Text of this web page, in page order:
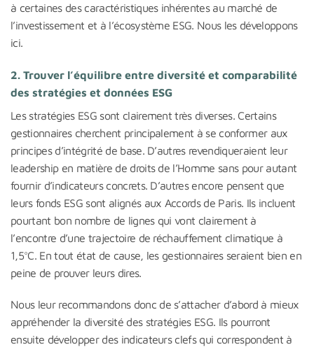
à certaines des caractéristiques inhérentes au marché de
l’investissement et à l’écosystème ESG. Nous les développons
ici.
2. Trouver l’équilibre entre diversité et comparabilité
des stratégies et données ESG
Les stratégies ESG sont clairement très diverses. Certains
gestionnaires cherchent principalement à se conformer aux
principes d’intégrité de base. D’autres revendiqueraient leur
leadership en matière de droits de l’Homme sans pour autant
fournir d’indicateurs concrets. D’autres encore pensent que
leurs fonds ESG sont alignés aux Accords de Paris. Ils incluent
pourtant bon nombre de lignes qui vont clairement à
l’encontre d’une trajectoire de réchauffement climatique à
1,5°C. En tout état de cause, les gestionnaires seraient bien en
peine de prouver leurs dires.
Nous leur recommandons donc de s’attacher d’abord à mieux
appréhender la diversité des stratégies ESG. Ils pourront
ensuite développer des indicateurs clefs qui correspondent à